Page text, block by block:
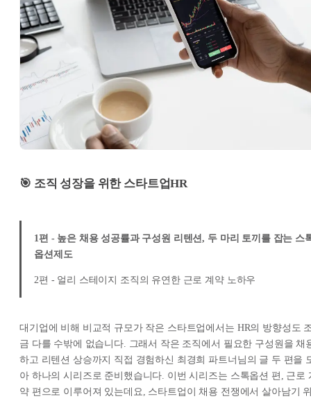
🎯 조직 성장을 위한 스타트업HR
1편 - 높은 채용 성공률과 구성원 리텐션, 두 마리 토끼를 잡는 스
옵션제도
2편 - 얼리 스테이지 조직의 유연한 근로 계약 노하우
대기업에 비해 비교적 규모가 작은 스타트업에서는 HR의 방향성도
금 다를 수밖에 없습니다. 그래서 작은 조직에서 필요한 구성원을 채
하고 리텐션 상승까지 직접 경험하신 최경희 파트너님의 글 두 편을
아 하나의 시리즈로 준비했습니다. 이번 시리즈는 스톡옵션 편, 근로
약 편으로 이루어져 있는데요, 스타트업이 채용 전쟁에서 살아남기